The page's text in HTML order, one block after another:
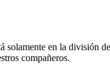
solamente en la división
compañeros.